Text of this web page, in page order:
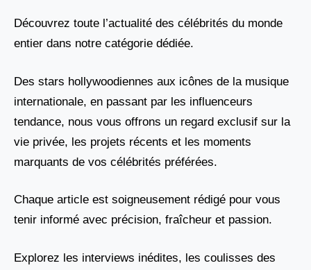
Découvrez toute l’actualité des célébrités du monde
entier dans notre catégorie dédiée.
Des stars hollywoodiennes aux icônes de la musique
internationale, en passant par les influenceurs
tendance, nous vous offrons un regard exclusif sur la
vie privée, les projets récents et les moments
marquants de vos célébrités préférées.
Chaque article est soigneusement rédigé pour vous
tenir informé avec précision, fraîcheur et passion.
Explorez les interviews inédites, les coulisses des